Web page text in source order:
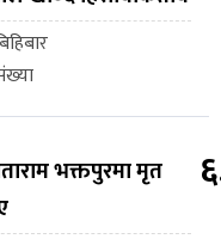
भक्तपुरमा मृत